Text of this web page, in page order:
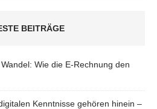
BEITRÄGE
Wie die E-Rechnung den
Kenntnisse gehören hinein –